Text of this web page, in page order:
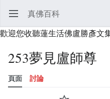
開啟主選單 真佛百科
歡迎您收聽蓮生活佛盧勝彥文
253夢見盧師尊
頁面 討論